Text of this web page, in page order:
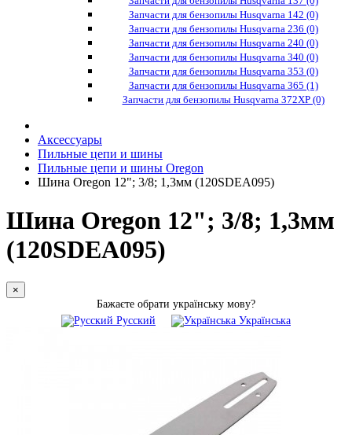
Запчасти для бензопилы Husqvarna 142 (0)
Запчасти для бензопилы Husqvarna 236 (0)
Запчасти для бензопилы Husqvarna 240 (0)
Запчасти для бензопилы Husqvarna 340 (0)
Запчасти для бензопилы Husqvarna 353 (0)
Запчасти для бензопилы Husqvarna 365 (1)
Запчасти для бензопилы Husqvarna 372XP (0)
Аксессуары
Пильные цепи и шины
Пильные цепи и шины Oregon
Шина Oregon 12"; 3/8; 1,3мм (120SDEA095)
Шина Oregon 12"; 3/8; 1,3мм
(120SDEA095)
×
Бажаєте обрати українську мову?
Русский
Українська